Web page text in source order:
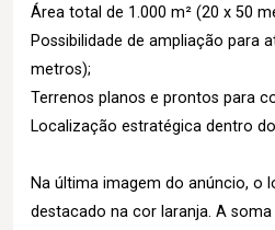
Área total de 1.000 m² (20 x 50
Possibilidade de ampliação para
metros);
Terrenos planos e prontos para
Localização estratégica dentro
Na última imagem do anúncio, o
destacado na cor laranja. A